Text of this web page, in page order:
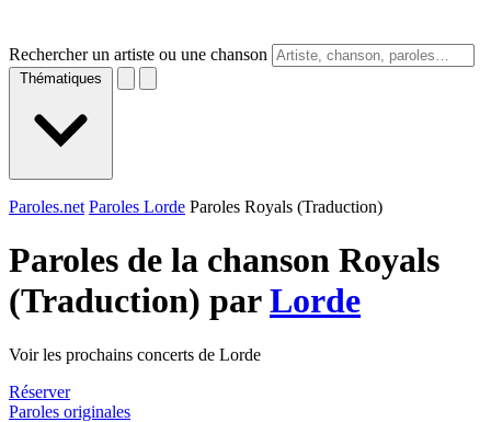
Rechercher un artiste ou une chanson
Thématiques
Paroles.net Paroles Lorde Paroles Royals (Traduction)
Paroles de la chanson Royals
(Traduction) parLorde
Voir les prochains concerts de Lorde
Réserver
Paroles originales